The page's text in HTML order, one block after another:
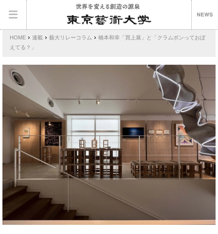
HOME › 連載 › 藝大リレーコラム › 橋本和幸「買上展」と「クラムボンっておぼ
えてる？」